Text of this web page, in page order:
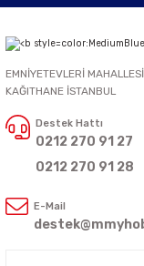
EMNİYETEVLERİ
KAĞITHANE İSTANBUL
Destek Hattı
0212 270 91 27
0212 270 91 28
E-Mail